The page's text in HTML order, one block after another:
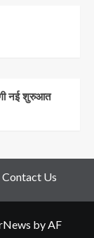
नई शुरुआत
Contact Us
by AF